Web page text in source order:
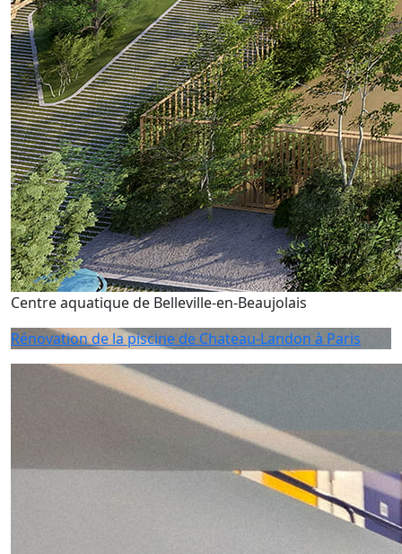
Centre aquatique de Belleville-en-Beaujolais
Rénovation de la piscine de Chateau-Landon à Paris